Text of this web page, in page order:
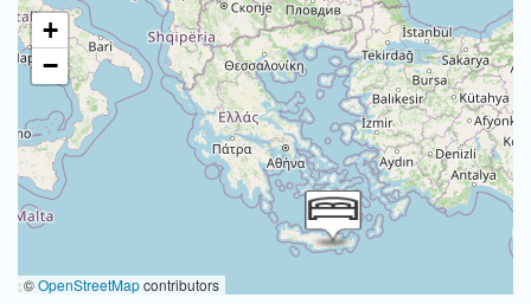
+
−
©OpenStreetMapcontributors